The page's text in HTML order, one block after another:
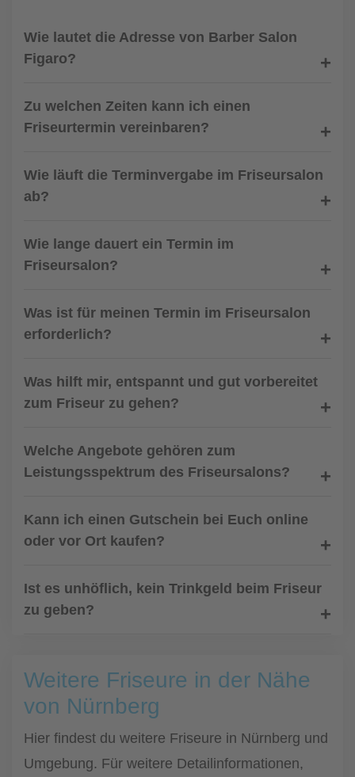
Wie lautet die Adresse von Barber Salon
Figaro?
Zu welchen Zeiten kann ich einen
Friseurtermin vereinbaren?
Wie läuft die Terminvergabe im Friseursalon
ab?
Wie lange dauert ein Termin im
Friseursalon?
Was ist für meinen Termin im Friseursalon
erforderlich?
Was hilft mir, entspannt und gut vorbereitet
zum Friseur zu gehen?
Welche Angebote gehören zum
Leistungsspektrum des Friseursalons?
Kann ich einen Gutschein bei Euch online
oder vor Ort kaufen?
Ist es unhöflich, kein Trinkgeld beim Friseur
zu geben?
Weitere Friseure in der Nähe
von Nürnberg
Hier findest du weitere Friseure in Nürnberg und
Umgebung. Für weitere Detailinformationen,